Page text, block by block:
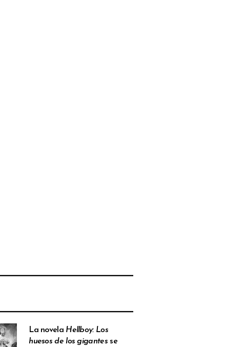
La novela Hellboy: Los
huesos de los gigantesse